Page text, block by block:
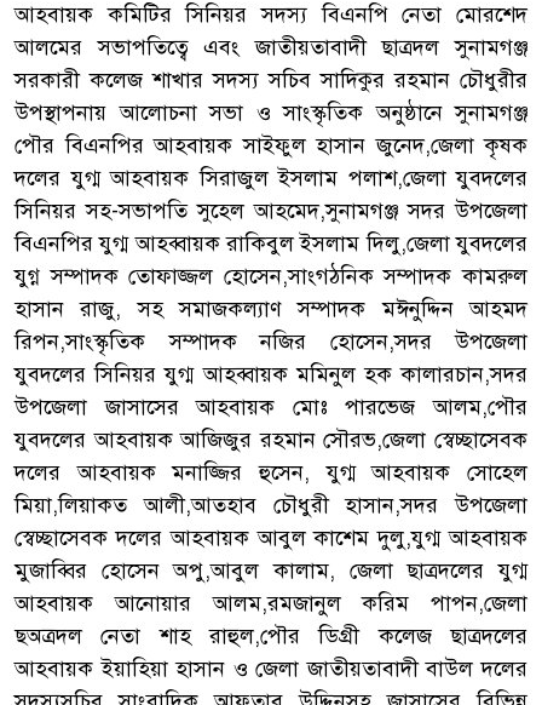
আহবায়ক কমিটির সিনিয়র সদস্য বিএনপি নেতা মোরশেদ
আলমের সভাপতিত্বে এবং জাতীয়তাবাদী ছাত্রদল সুনামগঞ্জ
সরকারী কলেজ শাখার সদস্য সচিব সাদিকুর রহমান চৌধুরীর
উপস্থাপনায় আলোচনা সভা ও সাংস্কৃতিক অনুষ্ঠানে সুনামগঞ্জ
পৌর বিএনপির আহবায়ক সাইফুল হাসান জুনেদ,জেলা কৃষক
দলের যুগ্ম আহবায়ক সিরাজুল ইসলাম পলাশ,জেলা যুবদলের
সিনিয়র সহ-সভাপতি সুহেল আহমেদ,সুনামগঞ্জ সদর উপজেলা
বিএনপির যুগ্ম আহব্বায়ক রাকিবুল ইসলাম দিলু,জেলা যুবদলের
যুগ্ন সম্পাদক তোফাজ্জল হোসেন,সাংগঠনিক সম্পাদক কামরুল
হাসান রাজু, সহ সমাজকল্যাণ সম্পাদক মঈনুদ্দিন আহমদ
রিপন,সাংস্কৃতিক সম্পাদক নজির হোসেন,সদর উপজেলা
যুবদলের সিনিয়র যুগ্ম আহব্বায়ক মমিনুল হক কালারচান,সদর
উপজেলা জাসাসের আহবায়ক মোঃ পারভেজ আলম,পৌর
যুবদলের আহবায়ক আজিজুর রহমান সৌরভ,জেলা স্বেচ্ছাসেবক
দলের আহবায়ক মনাজ্জির হুসেন, যুগ্ম আহবায়ক সোহেল
মিয়া,লিয়াকত আলী,আতহাব চৌধুরী হাসান,সদর উপজেলা
স্বেচ্ছাসেবক দলের আহবায়ক আবুল কাশেম দুলু,যুগ্ম আহবায়ক
মুজাব্বির হোসেন অপু,আবুল কালাম, জেলা ছাত্রদলের যুগ্ম
আহবায়ক আনোয়ার আলম,রমজানুল করিম পাপন,জেলা
ছঅত্রদল নেতা শাহ রাহুল,পৌর ডিগ্রী কলেজ ছাত্রদলের
আহবায়ক ইয়াহিয়া হাসান ও জেলা জাতীয়তাবাদী বাউল দলের